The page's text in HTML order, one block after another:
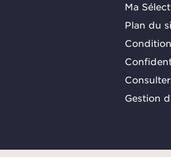
Ma
Plan du
Gestion